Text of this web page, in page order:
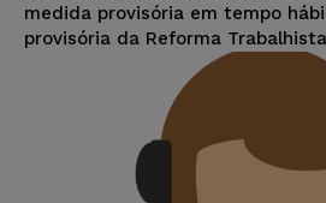
medida provisória em tempo
provisória da Reforma